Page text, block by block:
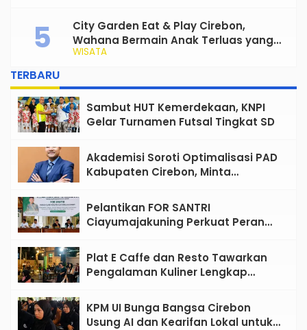
WISATA
City Garden Eat & Play Cirebon,
Wahana Bermain Anak Terluas yang
Siap Jadi Favorit Keluarga
TERBARU
Sambut HUT Kemerdekaan, KNPI
Gelar Turnamen Futsal Tingkat SD
Akademisi Soroti Optimalisasi PAD
Kabupaten Cirebon, Minta
Sekadar Wacana
Pelantikan FOR SANTRI
Ciayumajakuning Perkuat Peran
Umat
Plat E Caffe dan Resto Tawarkan
Pengalaman Kuliner Lengkap
Cirebon
KPM UI Bunga Bangsa Cirebon
Usung AI dan Kearifan Lokal untuk